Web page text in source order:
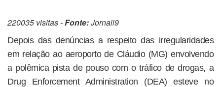
220035 visitas -Fonte:Jornali9
Depois das denúncias a respeito das irregularidades
em relação ao aeroporto de Cláudio (MG) envolvendo
a polêmica pista de pouso com o tráfico de drogas, a
Drug Enforcement Administration (DEA) esteve no